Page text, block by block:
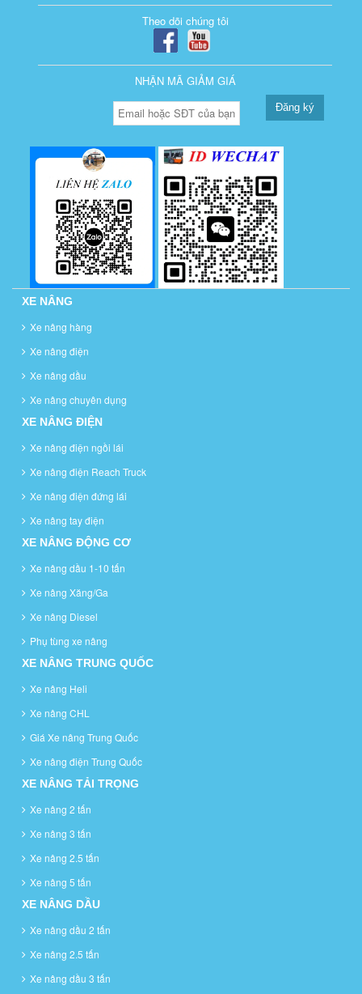
Theo dõi chúng tôi
NHẬN MÃ GIẢM GIÁ
Đăng ký
XE NÂNG
Xe nâng hàng
Xe nâng điện
Xe nâng dầu
Xe nâng chuyên dụng
XE NÂNG ĐIỆN
Xe nâng điện ngồi lái
Xe nâng điện Reach Truck
Xe nâng điện đứng lái
Xe nâng tay điện
XE NÂNG ĐỘNG CƠ
Xe nâng dầu 1-10 tấn
Xe nâng Xăng/Ga
Xe nâng Diesel
Phụ tùng xe nâng
XE NÂNG TRUNG QUỐC
Xe nâng Heli
Xe nâng CHL
Giá Xe nâng Trung Quốc
Xe nâng điện Trung Quốc
XE NÂNG TẢI TRỌNG
Xe nâng 2 tấn
Xe nâng 3 tấn
Xe nâng 2.5 tấn
Xe nâng 5 tấn
XE NÂNG DẦU
Xe nâng dầu 2 tấn
Xe nâng 2.5 tấn
Xe nâng dầu 3 tấn